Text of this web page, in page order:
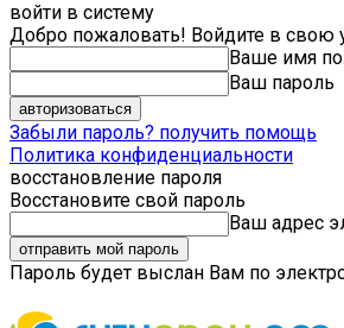
войти в систему
Добро пожаловать! Войдите в свою
Ваше имя
Ваш пароль
Забыли пароль? получить помощь
Политика конфиденциальности
восстановление пароля
Восстановите свой пароль
Ваш адрес
Пароль будет выслан Вам по